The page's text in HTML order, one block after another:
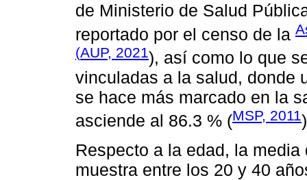
de Ministerio de Salud
reportado por el censo de la
(AUP, 2021), así como lo que
vinculadas a la salud, donde
se hace más marcado en la
asciende al 86.3 % (MSP, 2011
Respecto a la edad, la
muestra entre los 20 y 40